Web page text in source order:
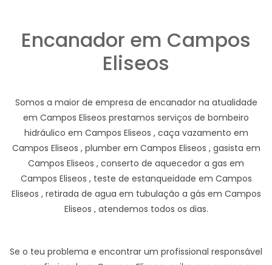
Encanador em Campos
Eliseos
Somos a maior de empresa de encanador na atualidade
em Campos Eliseos prestamos serviços de bombeiro
hidráulico em Campos Eliseos , caça vazamento em
Campos Eliseos , plumber em Campos Eliseos , gasista em
Campos Eliseos , conserto de aquecedor a gas em
Campos Eliseos , teste de estanqueidade em Campos
Eliseos , retirada de agua em tubulação a gás em Campos
Eliseos , atendemos todos os dias.
Se o teu problema e encontrar um profissional responsável